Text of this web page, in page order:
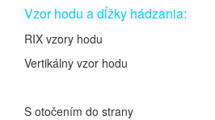
Vzor hodu a dĺžky hádzania:
RIX vzory hodu
Vertikálny vzor hodu
S otočením do strany